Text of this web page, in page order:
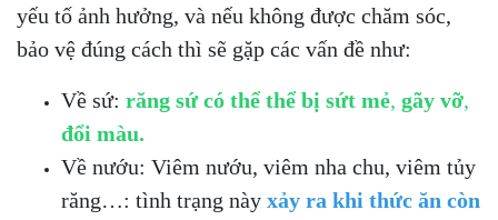
yếu tố ảnh hưởng, và nếu không được chăm sóc,
bảo vệ đúng cách thì sẽ gặp các vấn đề như:
Về sứ: răng sứ có thể thể bị sứt mẻ, gãy vỡ,
đổi màu.
Về nướu: Viêm nướu, viêm nha chu, viêm tủy
răng…: tình trạng này xảy ra khi thức ăn còn